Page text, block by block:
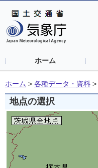
ホーム
ホーム > 各種データ・資料 >
地点の選択